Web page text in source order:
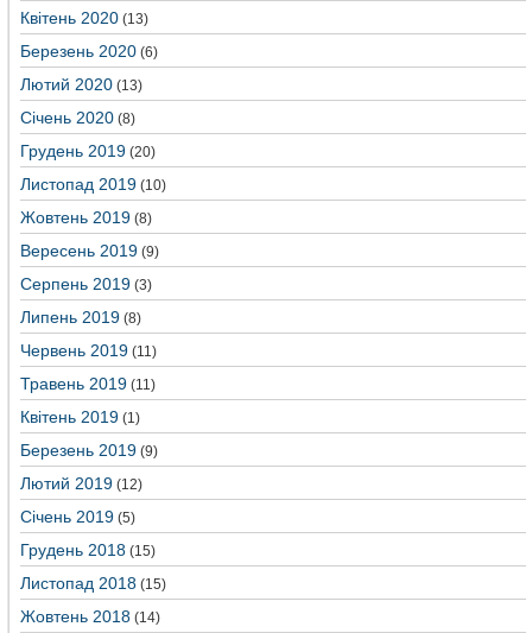
Квітень 2020 (13)
Березень 2020 (6)
Лютий 2020 (13)
Січень 2020 (8)
Грудень 2019 (20)
Листопад 2019 (10)
Жовтень 2019 (8)
Вересень 2019 (9)
Серпень 2019 (3)
Липень 2019 (8)
Червень 2019 (11)
Травень 2019 (11)
Квітень 2019 (1)
Березень 2019 (9)
Лютий 2019 (12)
Січень 2019 (5)
Грудень 2018 (15)
Листопад 2018 (15)
Жовтень 2018 (14)